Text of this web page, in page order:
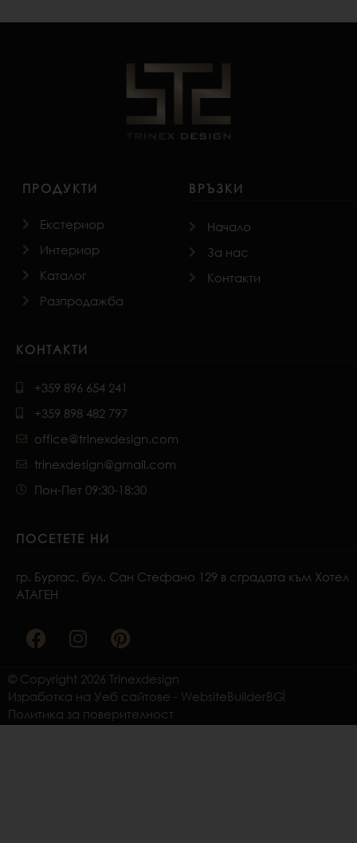
ПРОДУКТИ
Екстериор
Интериор
Каталог
Разпродажба
ВРЪЗКИ
Начало
За нас
Контакти
КОНТАКТИ
+359 896 654 241
+359 898 482 797
office@trinexdesign.com
trinexdesign@gmail.com
Пон-Пет 09:30-18:30
ПОСЕТЕТЕ НИ
гр. Бургас, бул. Сан Стефано 129 в сградата към Хотел
АТАГЕН
a
c
e
b
o
o
n
s
t
a
g
r
i
n
t
e
r
e
© Copyright 2026 Trinexdesign
Изработка на Уеб сайтове - WebsiteBuilderBG
Политика за поверителност